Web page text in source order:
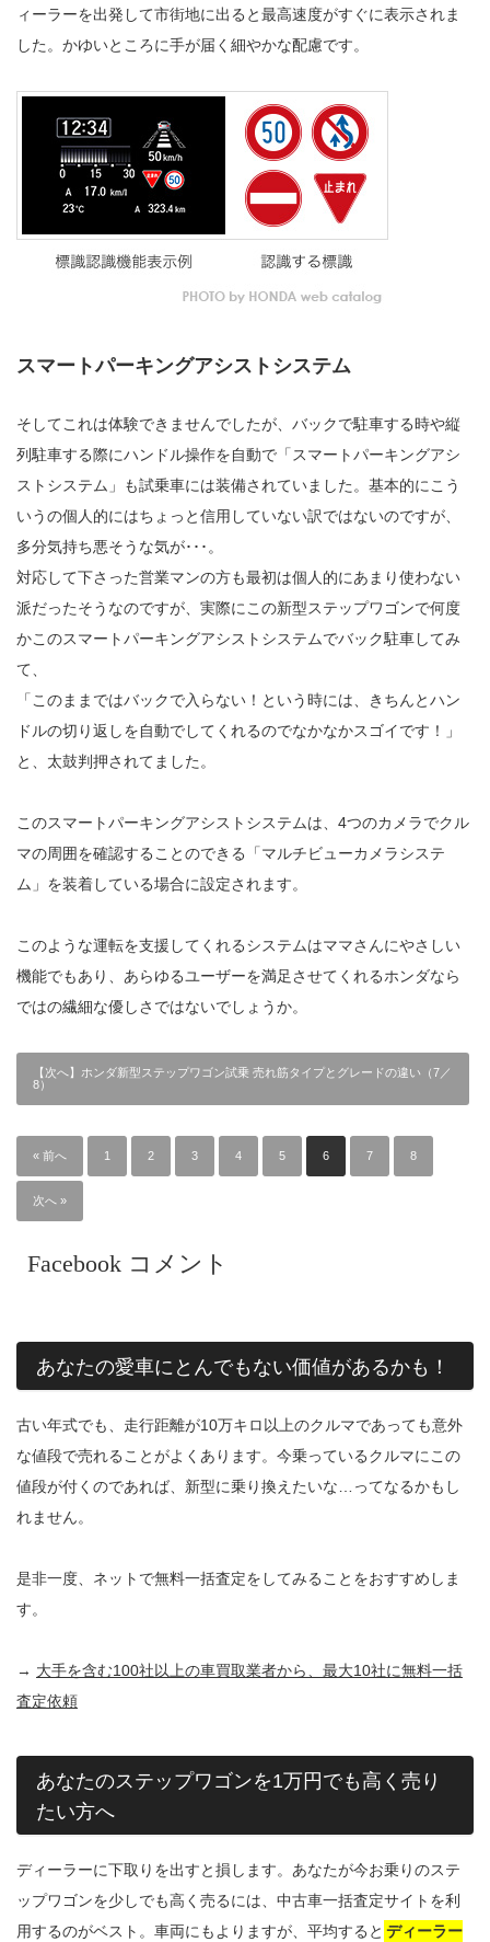
ィーラーを出発して市街地に出ると最高速度がすぐに表示されま
した。かゆいところに手が届く細やかな配慮です。
スマートパーキングアシストシステム
そしてこれは体験できませんでしたが、バックで駐車する時や縦
列駐車する際にハンドル操作を自動で「スマートパーキングアシ
ストシステム」も試乗車には装備されていました。基本的にこう
いうの個人的にはちょっと信用していない訳ではないのですが、
多分気持ち悪そうな気が･･･。
対応して下さった営業マンの方も最初は個人的にあまり使わない
派だったそうなのですが、実際にこの新型ステップワゴンで何度
かこのスマートパーキングアシストシステムでバック駐車してみ
て、
「このままではバックで入らない！という時には、きちんとハン
ドルの切り返しを自動でしてくれるのでなかなかスゴイです！」
と、太鼓判押されてました。
このスマートパーキングアシストシステムは、4つのカメラでクル
マの周囲を確認することのできる「マルチビューカメラシステ
ム」を装着している場合に設定されます。
このような運転を支援してくれるシステムはママさんにやさしい
機能でもあり、あらゆるユーザーを満足させてくれるホンダなら
ではの繊細な優しさではないでしょうか。
【次へ】ホンダ新型ステップワゴン試乗 売れ筋タイプとグレードの違い（7／
8）
« 前へ 1 2 3 4 5 6 7 8
次へ »
Facebook コメント
あなたの愛車にとんでもない価値があるかも！
古い年式でも、走行距離が10万キロ以上のクルマであっても意外
な値段で売れることがよくあります。今乗っているクルマにこの
値段が付くのであれば、新型に乗り換えたいな…ってなるかもし
れません。
是非一度、ネットで無料一括査定をしてみることをおすすめしま
す。
→ 大手を含む100社以上の車買取業者から、最大10社に無料一括
査定依頼
あなたのステップワゴンを1万円でも高く売り
たい方へ
ディーラーに下取りを出すと損します。あなたが今お乗りのステ
ップワゴンを少しでも高く売るには、中古車一括査定サイトを利
用するのがベスト。車両にもよりますが、平均すると ディーラー